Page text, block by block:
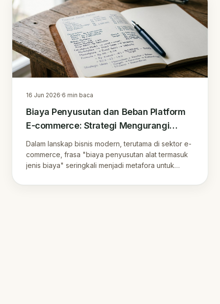
16 Jun 2026·6 min baca
Biaya Penyusutan dan Beban Platform
E-commerce: Strategi Mengurangi
Ketergantungan Marketplace
Dalam lanskap bisnis modern, terutama di sektor e-
commerce, frasa "biaya penyusutan alat termasuk
jenis biaya" seringkali menjadi metafora untuk…